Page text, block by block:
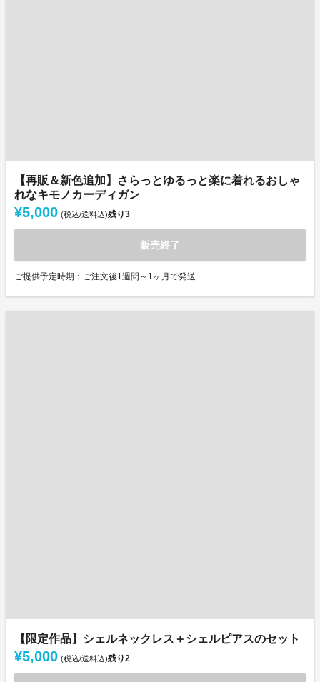
【再販＆新色追加】さらっとゆるっと楽に着れるおしゃ
れなキモノカーディガン
¥5,000 (税込/送料込)残り3
販売終了
ご提供予定時期：ご注文後1週間～1ヶ月で発送
【限定作品】シェルネックレス＋シェルピアスのセット
¥5,000 (税込/送料込)残り2